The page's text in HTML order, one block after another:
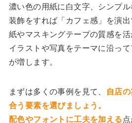
濃い色の用紙に白文字、シンプ
装飾をすれば「カフェ感」を演出
紙やマスキングテープの質感を活
イラストや写真をテーマに沿っ
が増します。
まずは多くの事例を見て、 自店
合う要素を選びましょう。
配色やフォントに工夫を加える